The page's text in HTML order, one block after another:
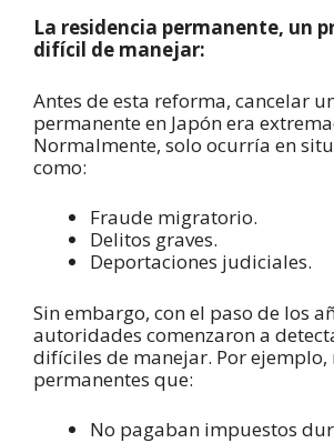
La residencia permanente, un
difícil de manejar:
Antes de esta reforma, cancelar
permanente en Japón era
Normalmente, solo ocurría en
como:
Fraude migratorio.
Delitos graves.
Deportaciones judiciales.
Sin embargo, con el paso de los
autoridades comenzaron a
difíciles de manejar. Por ejemplo,
permanentes que:
No pagaban impuestos